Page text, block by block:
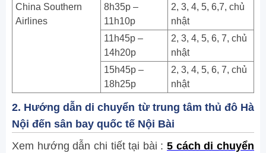
China Southern
Airlines
8h35p –
11h10p
2, 3, 4, 5, 6,7, chủ
nhật
11h45p –
14h20p
2, 3, 4, 5, 6, 7, chủ
nhật
15h45p –
18h25p
2, 3, 4, 5, 6, 7, chủ
nhật
2. Hướng dẫn di chuyển từ trung tâm thủ đô Hà
Nội đến sân bay quốc tế Nội Bài
Xem hướng dẫn chi tiết tại bài :5 cách di chuyển